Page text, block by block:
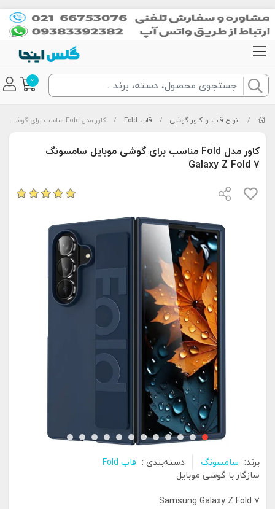
0
/ انواع قاب و کاور گوشی / قاب Fold / کاور مدل Fold مناسب برای گوشی موبایل سامسونگ Galaxy Z Fold 7
کاور مدل Fold مناسب برای گوشی موبایل سامسونگ
Galaxy Z Fold 7
برند: سامسونگ دسته‌بندی : قاب Fold
سازگار با گوشی موبایل
Samsung Galaxy Z Fold ۷